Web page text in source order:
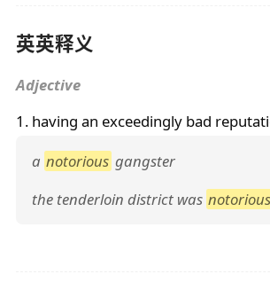
英英释义
Adjective
1. having an exceedingly bad
a notorious gangster
the tenderloin district was notorious